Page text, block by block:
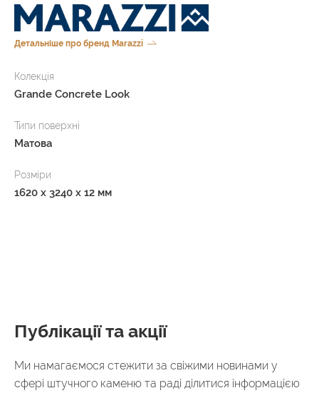
Детальніше про бренд Marazzi
Колекція
Grande Concrete Look
Типи поверхні
Матова
Розміри
1620 x 3240 x 12 мм
Публікації та акції
Ми намагаємося стежити за свіжими новинами у
сфері штучного каменю та раді ділитися інформацією